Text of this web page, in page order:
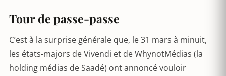
Tour de passe-passe
C’est à la surprise générale que, le 31 mars à minuit,
les états-majors de Vivendi et de WhynotMédias (la
holding médias de Saadé) ont annoncé vouloir